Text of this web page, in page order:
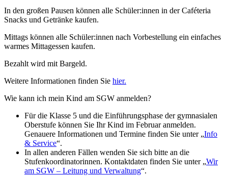
In den großen Pausen können alle Schüler:innen in der Caféteria
Snacks und Getränke kaufen.
Mittags können alle Schüler:innen nach Vorbestellung ein einfaches
warmes Mittagessen kaufen.
Bezahlt wird mit Bargeld.
Weitere Informationen finden Sie hier.
Wie kann ich mein Kind am SGW anmelden?
Für die Klasse 5 und die Einführungsphase der gymnasialen
Oberstufe können Sie Ihr Kind im Februar anmelden.
Genauere Informationen und Termine finden Sie unter „Info
& Service“.
In allen anderen Fällen wenden Sie sich bitte an die
Stufenkoordinatorinnen. Kontaktdaten finden Sie unter „Wir
am SGW – Leitung und Verwaltung“.